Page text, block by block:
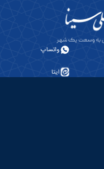
واتساپ
ایتا